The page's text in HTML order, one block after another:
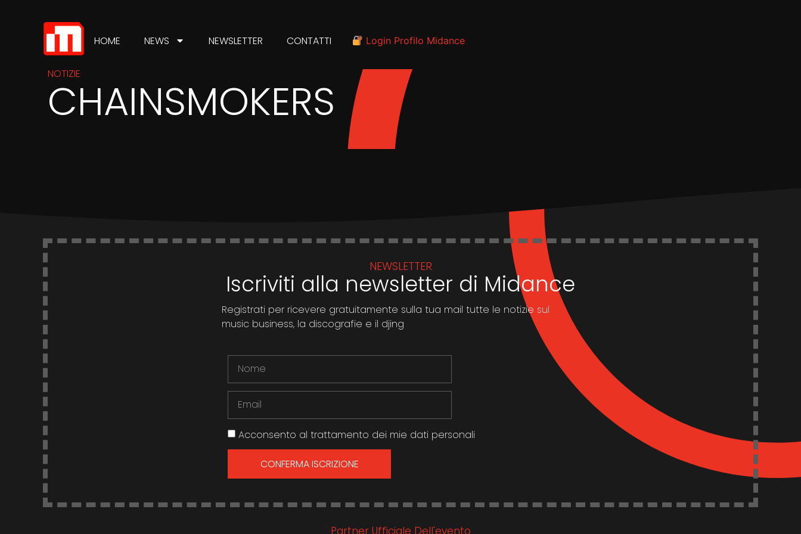
HOME NEWS NEWSLETTER CONTATTI Login Profilo Midance
NOTIZIE
CHAINSMOKERS
un’unica data estiva
NEWSLETTER
Iscriviti alla newsletter di Midance
Registrati per ricevere gratuitamente sulla tua mail tutte le notizie sul
music business, la discografie e il djing
Acconsento al trattamento dei mie dati personali
CONFERMA ISCRIZIONE
Partner Ufficiale Dell'evento